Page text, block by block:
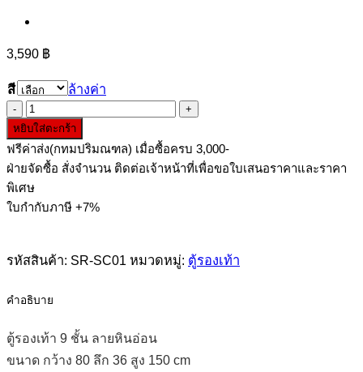
3,590 ฿
สี
ล้างค่า
จำนวน
ตู้
รองเท้า
9
ชั้น
ชิ้น
หยิบใส่ตะกร้า
ฟรีค่าส่ง(กทมปริมณฑล) เมื่อซื้อครบ 3,000-
ฝ่ายจัดซื้อ สั่งจำนวน ติดต่อเจ้าหน้าที่เพื่อขอใบเสนอราคาและราคา
พิเศษ
ใบกำกับภาษี +7%
รหัสสินค้า: SR-SC01 หมวดหมู่: ตู้รองเท้า
คำอธิบาย
ตู้รองเท้า 9 ชั้น ลายหินอ่อน
ขนาด กว้าง 80 ลึก 36 สูง 150 cm